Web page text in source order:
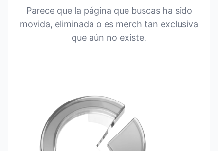
Parece que la página que buscas ha sido
movida, eliminada o es merch tan exclusiva
que aún no existe.